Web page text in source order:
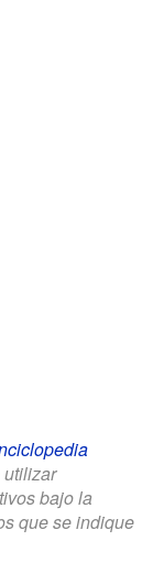
bajo la
que se indique